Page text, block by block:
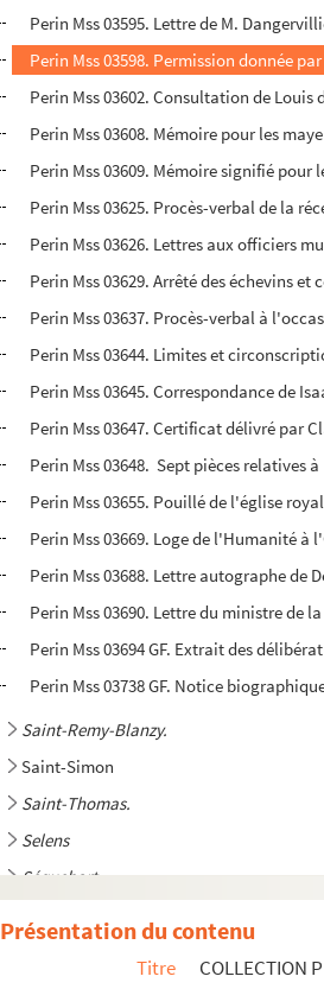
Perin Mss 03595. Lettre de M.
Perin Mss 03598. Permission donnée
Perin Mss 03602. Consultation de
Perin Mss 03608. Mémoire pour les
Perin Mss 03609. Mémoire signifié
Perin Mss 03625. Procès-verbal de la
Perin Mss 03626. Lettres aux officiers
Perin Mss 03629. Arrêté des échevins
Perin Mss 03637. Procès-verbal à
Perin Mss 03644. Limites et
Perin Mss 03645. Correspondance de
Perin Mss 03647. Certificat délivré par
Perin Mss 03648. Sept pièces relatives
Perin Mss 03655. Pouillé de l'église
Perin Mss 03669. Loge de l'Humanité à
Perin Mss 03688. Lettre autographe
Perin Mss 03690. Lettre du ministre de
Perin Mss 03694 GF. Extrait des
Perin Mss 03738 GF. Notice
Saint-Remy-Blanzy.
Saint-Simon
Saint-Thomas.
Selens
Séquehart
Présentation du contenu
Titre
COLLECTION